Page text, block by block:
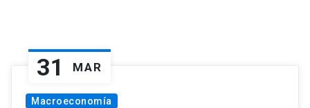
31 MAR
Macroeconomía